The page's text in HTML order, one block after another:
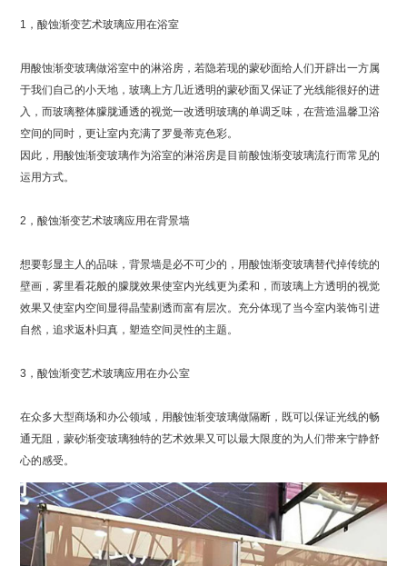
1，酸蚀渐变艺术玻璃应用在浴室
用酸蚀渐变玻璃做浴室中的淋浴房，若隐若现的蒙砂面给人们开辟出一方属
于我们自己的小天地，玻璃上方几近透明的蒙砂面又保证了光线能很好的进
入，而玻璃整体朦胧通透的视觉一改透明玻璃的单调乏味，在营造温馨卫浴
空间的同时，更让室内充满了罗曼蒂克色彩。
因此，用酸蚀渐变玻璃作为浴室的淋浴房是目前酸蚀渐变玻璃流行而常见的
运用方式。
2，酸蚀渐变艺术玻璃应用在背景墙
想要彰显主人的品味，背景墙是必不可少的，用酸蚀渐变玻璃替代掉传统的
壁画，雾里看花般的朦胧效果使室内光线更为柔和，而玻璃上方透明的视觉
效果又使室内空间显得晶莹剔透而富有层次。充分体现了当今室内装饰引进
自然，追求返朴归真，塑造空间灵性的主题。
3，酸蚀渐变艺术玻璃应用在办公室
在众多大型商场和办公领域，用酸蚀渐变玻璃做隔断，既可以保证光线的畅
通无阻，蒙砂渐变玻璃独特的艺术效果又可以最大限度的为人们带来宁静舒
心的感受。